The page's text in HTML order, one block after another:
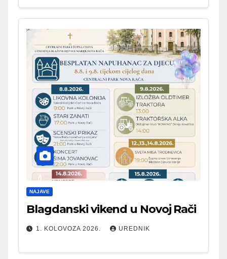
NAJAVE
Blagdanski vikend u Novoj Rači
1. KOLOVOZA 2026. UREDNIK